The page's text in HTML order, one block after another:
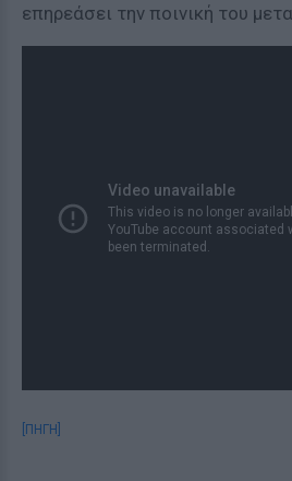
επηρεάσει την ποινική του
[ΠΗΓΗ]